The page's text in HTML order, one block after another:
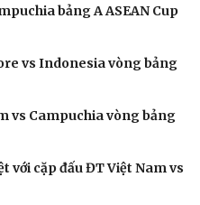
bảng A ASEAN Cup
vs Indonesia vòng bảng
vs Campuchia vòng bảng
với cặp đấu ĐT Việt Nam vs